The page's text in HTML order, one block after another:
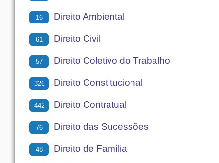
16 Direito Ambiental
61 Direito Civil
57 Direito Coletivo do Trabalho
326 Direito Constitucional
442 Direito Contratual
76 Direito das Sucessões
48 Direito de Família